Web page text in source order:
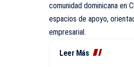
comunidad dominicana en
espacios de apoyo,
empresarial.
Leer Más